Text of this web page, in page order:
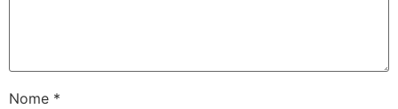
Nome *